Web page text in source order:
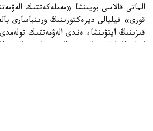
الماتى قالاسى بويىنشا «مەملەكەتتىك
قورى» فيليالى ديرەكتورىنىڭ ورىنباسارى
قىزىنىڭ ايتۋىنشا، ەندى الەۋمەتتىك